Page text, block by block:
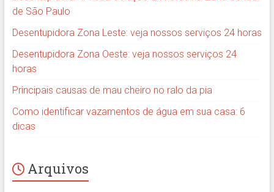
de São Paulo
Desentupidora Zona Leste: veja nossos serviços 24 horas
Desentupidora Zona Oeste: veja nossos serviços 24
horas
Principais causas de mau cheiro no ralo da pia
Como identificar vazamentos de água em sua casa: 6
dicas
Arquivos